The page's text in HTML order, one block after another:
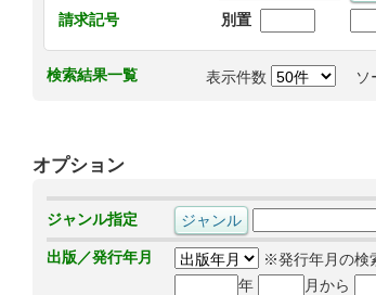
請求記号
別置
検索結果一覧 表示件数 ソ
オプション
ジャンル指定
出版／発行年月
※発行年月の検
年
月から